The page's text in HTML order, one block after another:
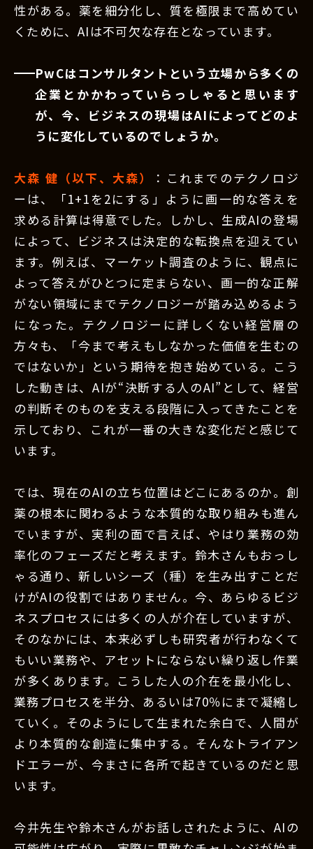
性がある。薬を細分化し、質を極限まで高めてい
くために、AIは不可欠な存在となっています。
PwCはコンサルタントという立場から多くの
企業とかかわっていらっしゃると思います
が、今、ビジネスの現場はAIによってどのよ
うに変化しているのでしょうか。
大森 健（以下、大森）
：これまでのテクノロジ
ーは、「1+1を2にする」ように画一的な答えを
求める計算は得意でした。しかし、生成AIの登場
によって、ビジネスは決定的な転換点を迎えてい
ます。例えば、マーケット調査のように、観点に
よって答えがひとつに定まらない、画一的な正解
がない領域にまでテクノロジーが踏み込めるよう
になった。テクノロジーに詳しくない経営層の
方々も、「今まで考えもしなかった価値を生むの
ではないか」という期待を抱き始めている。こう
した動きは、AIが“決断する人のAI”として、経営
の判断そのものを支える段階に入ってきたことを
示しており、これが一番の大きな変化だと感じて
います。
では、現在のAIの立ち位置はどこにあるのか。創
薬の根本に関わるような本質的な取り組みも進ん
でいますが、実利の面で言えば、やはり業務の効
率化のフェーズだと考えます。鈴木さんもおっし
ゃる通り、新しいシーズ（種）を生み出すことだ
けがAIの役割ではありません。今、あらゆるビジ
ネスプロセスには多くの人が介在していますが、
そのなかには、本来必ずしも研究者が行わなくて
もいい業務や、アセットにならない繰り返し作業
が多くあります。こうした人の介在を最小化し、
業務プロセスを半分、あるいは70％にまで凝縮し
ていく。そのようにして生まれた余白で、人間が
より本質的な創造に集中する。そんなトライアン
ドエラーが、今まさに各所で起きているのだと思
います。
今井先生や鈴木さんがお話しされたように、AIの